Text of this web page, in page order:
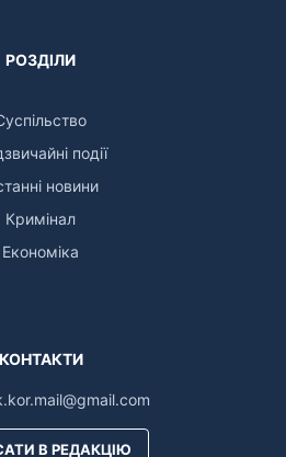
РОЗДІЛИ
події
новини
Кримінал
Економіка
КОНТАКТИ
В РЕДАКЦІЮ